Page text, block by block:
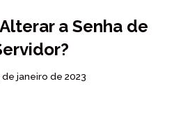
a Senha de
de janeiro de 2023